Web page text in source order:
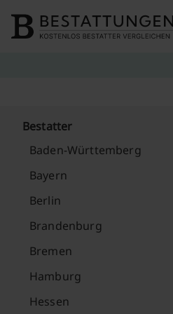
Bestatter
Baden-Württemberg
Bayern
Berlin
Brandenburg
Bremen
Hamburg
Hessen